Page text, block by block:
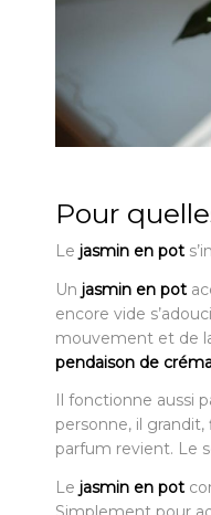
Pour
Le jasmin en pot
Un jasmin en pot
encore vide
mouvement et de
pendaison de
Il fonctionne aussi
personne, il
parfum revient. Le
Le jasmin en pot